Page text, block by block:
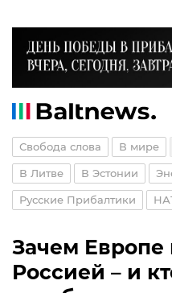
Свобода слова В мире
В Литве В Эстонии
Русские Прибалтики
Зачем Европе
Россией – и